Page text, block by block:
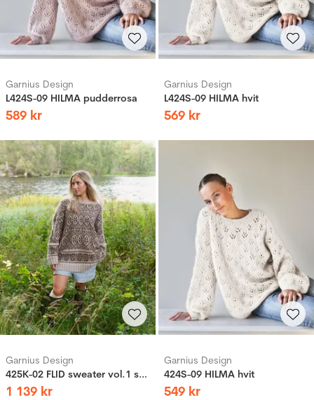
Garnius Design
L424S-09 HILMA pudderrosa
589 kr
Garnius Design
L424S-09 HILMA hvit
569 kr
Garnius Design
425K-02 FLID sweater vol.1 sandig
1 139 kr
Garnius Design
424S-09 HILMA hvit
549 kr